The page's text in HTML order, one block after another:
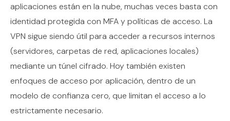
aplicaciones están en la nube, muchas veces basta con
identidad protegida con MFA y políticas de acceso. La
VPN sigue siendo útil para acceder a recursos internos
(servidores, carpetas de red, aplicaciones locales)
mediante un túnel cifrado. Hoy también existen
enfoques de acceso por aplicación, dentro de un
modelo de confianza cero, que limitan el acceso a lo
estrictamente necesario.